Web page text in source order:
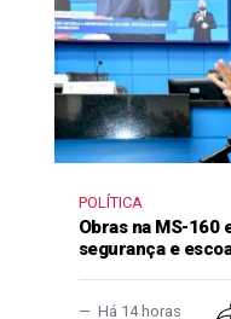
POLÍTICA
Obras na MS-160
segurança e
Há 14 horas